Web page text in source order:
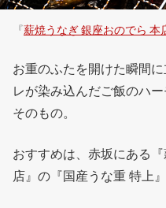
『薪焼うなぎ 銀座おのでら 本
お重のふたを開けた瞬間
レが染み込んだご飯のハ
そのもの。
おすすめは、赤坂にある
店』の『国産うな重 特上』